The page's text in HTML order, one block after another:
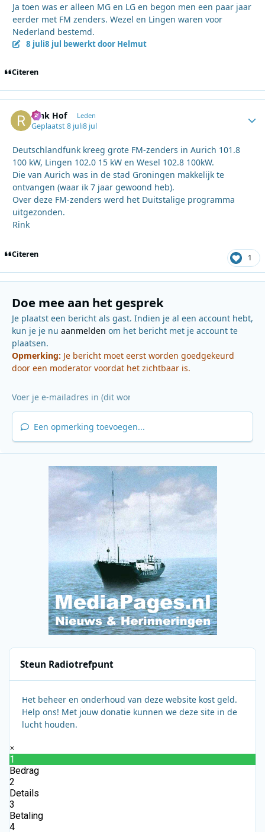
Ja toen was er alleen MG en LG en begon men een paar jaar
eerder met FM zenders. Wezel en Lingen waren voor
Nederland bestemd.
8 juli8 jul bewerkt door Helmut
Citeren
Rink Hof Leden
Geplaatst8 juli8 jul
Deutschlandfunk kreeg grote FM-zenders in Aurich 101.8
100 kW, Lingen 102.0 15 kW en Wesel 102.8 100kW.
Die van Aurich was in de stad Groningen makkelijk te
ontvangen (waar ik 7 jaar gewoond heb).
Over deze FM-zenders werd het Duitstalige programma
uitgezonden.
Rink
Citeren 1
Doe mee aan het gesprek
Je plaatst een bericht als gast. Indien je al een account hebt,
kun je je nu aanmelden om het bericht met je account te
plaatsen.
Opmerking: Je bericht moet eerst worden goedgekeurd
door een moderator voordat het zichtbaar is.
Een opmerking toevoegen...
Steun Radiotrefpunt
Het beheer en onderhoud van deze website kost geld.
Help ons! Met jouw donatie kunnen we deze site in de
lucht houden.